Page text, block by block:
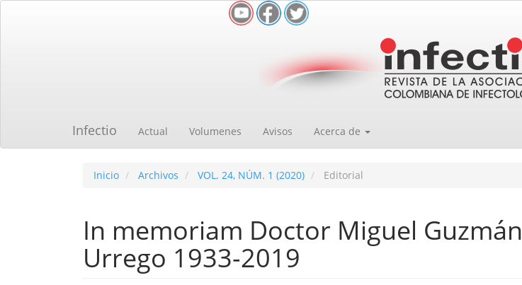
Infectio Actual Volumenes Avisos Acerca de
Inicio Archivos VOL. 24, NÚM. 1 (2020) Editorial
In memoriam Doctor Miguel Guzmán
Urrego 1933-2019